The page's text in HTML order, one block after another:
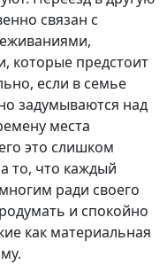
связан с
которые предстоит
если в семье
задумываются над
места
это слишком
то, что каждый
ради своего
и спокойно
как материальная